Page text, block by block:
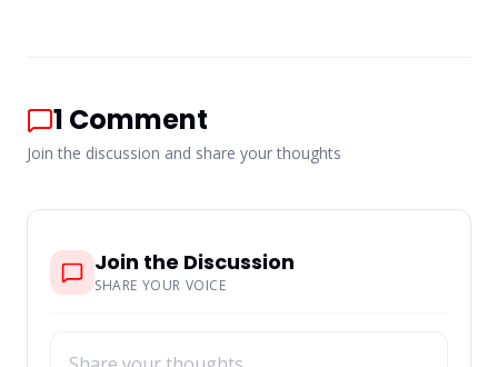
1 Comment
Join the discussion and share your thoughts
Join the Discussion
SHARE YOUR VOICE